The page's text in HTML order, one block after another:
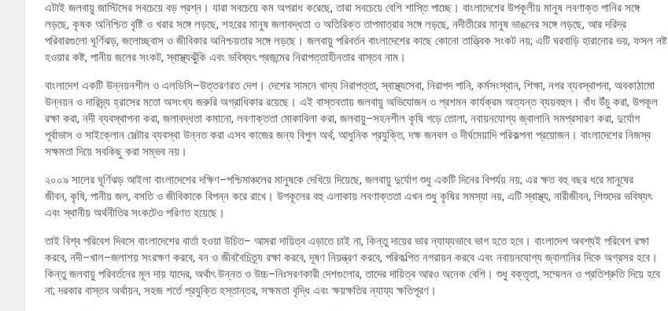
এটাই জলবায়ু জাস্টিসের সবচেয়ে বড় প্রশ্ন। যারা সবচেয়ে কম অপরাধ করেছে, তারা সবচেয়ে বেশি শাস্তি পাচ্ছে। বাংলাদেশের উপকূলীয় মানুষ লবণাক্ত পানির সঙ্গে
লড়ছে, কৃষক অনিশ্চিত বৃষ্টি ও খরার সঙ্গে লড়ছে, শহরের মানুষ জলাবদ্ধতা ও অতিরিক্ত তাপমাত্রার সঙ্গে লড়ছে, নদীতীরের মানুষ ভাঙনের সঙ্গে লড়ছে, আর দরিদ্র
পরিবারগুলো ঘূর্ণিঝড়, জলোচ্ছ্বাস ও জীবিকার অনিশ্চয়তার সঙ্গে লড়ছে। জলবায়ু পরিবর্তন বাংলাদেশের কাছে কোনো তাত্ত্বিক সংকট নয়; এটি ঘরবাড়ি হারানোর ভয়, ফসল নষ্ট
হওয়ার কষ্ট, পানীয় জলের সংকট, স্বাস্থ্যঝুঁকি এবং ভবিষ্যৎ প্রজন্মের নিরাপত্তাহীনতার বাস্তব নাম।
বাংলাদেশ একটি উন্নয়নশীল ও এলডিসি–উত্তরণরত দেশ। দেশের সামনে খাদ্য নিরাপত্তা, স্বাস্থ্যসেবা, নিরাপদ পানি, কর্মসংস্থান, শিক্ষা, নগর ব্যবস্থাপনা, অবকাঠামো
উন্নয়ন ও দারিদ্র্য হ্রাসের মতো অসংখ্য জরুরি অগ্রাধিকার রয়েছে। এই বাস্তবতায় জলবায়ু অভিযোজন ও প্রশমন কার্যক্রম অত্যন্ত ব্যয়বহুল। বাঁধ উঁচু করা, উপকূল
রক্ষা করা, নদী ব্যবস্থাপনা করা, জলাবদ্ধতা কমানো, লবণাক্ততা মোকাবিলা করা, জলবায়ু–সহনশীল কৃষি গড়ে তোলা, নবায়নযোগ্য জ্বালানি সমপ্রসারণ করা, দুর্যোগ
পূর্বাভাস ও সাইক্লোন সেল্টার ব্যবস্থা উন্নত করা এসব কাজের জন্য বিপুল অর্থ, আধুনিক প্রযুক্তি, দক্ষ জনবল ও দীর্ঘমেয়াদি পরিকল্পনা প্রয়োজন। বাংলাদেশের নিজস্ব
সক্ষমতা দিয়ে সবকিছু করা সম্ভব নয়।
২০০৯ সালের ঘূর্ণিঝড় আইলা বাংলাদেশের দক্ষিণ–পশ্চিমাঞ্চলের মানুষকে দেখিয়ে দিয়েছে, জলবায়ু দুর্যোগ শুধু একটি দিনের বিপর্যয় নয়; এর ক্ষত বহু বছর ধরে মানুষের
জীবন, কৃষি, পানীয় জল, বসতি ও জীবিকাকে বিপন্ন করে রাখে। উপকূলের বহু এলাকায় লবণাক্ততা এখন শুধু কৃষির সমস্যা নয়, এটি স্বাস্থ্য, নারীজীবন, শিশুদের ভবিষ্যৎ
এবং স্থানীয় অর্থনীতির সংকটেও পরিণত হয়েছে।
তাই বিশ্ব পরিবেশ দিবসে বাংলাদেশের বার্তা হওয়া উচিত– আমরা দায়িত্ব এড়াতে চাই না, কিন্তু দায়ের ভার ন্যায্যভাবে ভাগ হতে হবে। বাংলাদেশ অবশ্যই পরিবেশ রক্ষা
করবে, নদী–খাল–জলাশয় সংরক্ষণ করবে, বন ও জীববৈচিত্র্য রক্ষা করবে, দূষণ নিয়ন্ত্রণ করবে, পরিকল্পিত নগরায়ন করবে এবং নবায়নযোগ্য জ্বালানির দিকে অগ্রসর হবে।
কিন্তু জলবায়ু পরিবর্তনের মূল দায় যাদের, অর্থাৎ উন্নত ও উচ্চ–নিঃসরণকারী দেশগুলোর, তাদের দায়িত্ব আরও অনেক বেশি। শুধু বক্তৃতা, সম্মেলন ও প্রতিশ্রুতি দিয়ে হবে
না; দরকার বাস্তব অর্থায়ন, সহজ শর্তে প্রযুক্তি হস্তান্তর, সক্ষমতা বৃদ্ধি এবং ক্ষয়ক্ষতির ন্যায্য ক্ষতিপূরণ।